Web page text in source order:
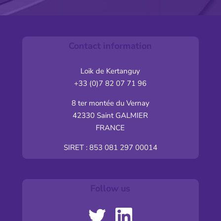
Loik de Kertanguy
+33 (0)7 82 07 71 96
8 ter montée du Vernay
42330 Saint GALMIER
FRANCE
SIRET : 853 081 297 00014